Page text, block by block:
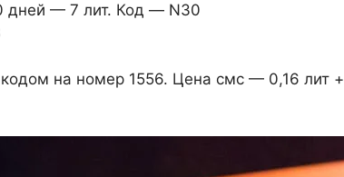
дней — 7 лит. Код — N30
на номер 1556. Цена смс — 0,16 лит +